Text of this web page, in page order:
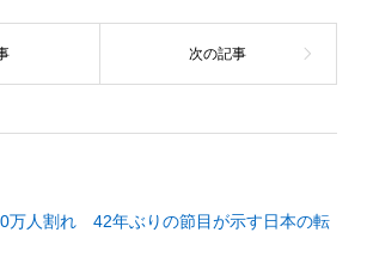
万人割れ 42年ぶりの節目が示す日本の転